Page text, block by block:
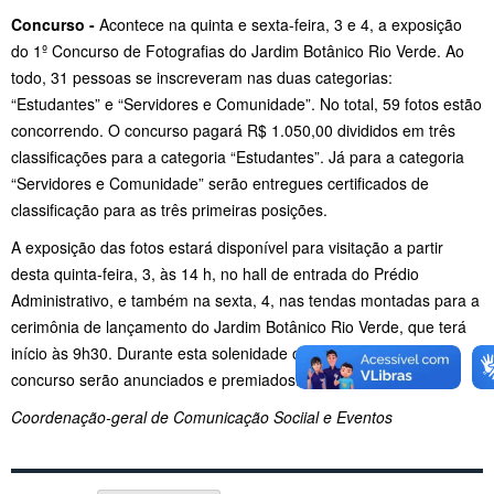
Concurso - Acontece na quinta e sexta-feira, 3 e 4, a exposição
do 1º Concurso de Fotografias do Jardim Botânico Rio Verde. Ao
todo, 31 pessoas se inscreveram nas duas categorias:
“Estudantes” e “Servidores e Comunidade”. No total, 59 fotos estão
concorrendo. O concurso pagará R$ 1.050,00 divididos em três
classificações para a categoria “Estudantes”. Já para a categoria
“Servidores e Comunidade” serão entregues certificados de
classificação para as três primeiras posições.
A exposição das fotos estará disponível para visitação a partir
desta quinta-feira, 3, às 14 h, no hall de entrada do Prédio
Administrativo, e também na sexta, 4, nas tendas montadas para a
cerimônia de lançamento do Jardim Botânico Rio Verde, que terá
início às 9h30. Durante esta solenidade os vencedores do
concurso serão anunciados e premiados.
Coordenação-geral de Comunicação Sociial e Eventos